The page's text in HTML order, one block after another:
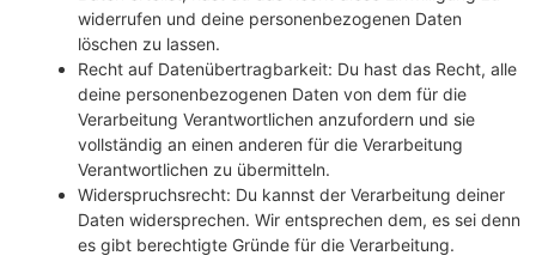
widerrufen und deine personenbezogenen Daten
löschen zu lassen.
Recht auf Datenübertragbarkeit: Du hast das Recht, alle
deine personenbezogenen Daten von dem für die
Verarbeitung Verantwortlichen anzufordern und sie
vollständig an einen anderen für die Verarbeitung
Verantwortlichen zu übermitteln.
Widerspruchsrecht: Du kannst der Verarbeitung deiner
Daten widersprechen. Wir entsprechen dem, es sei denn
es gibt berechtigte Gründe für die Verarbeitung.